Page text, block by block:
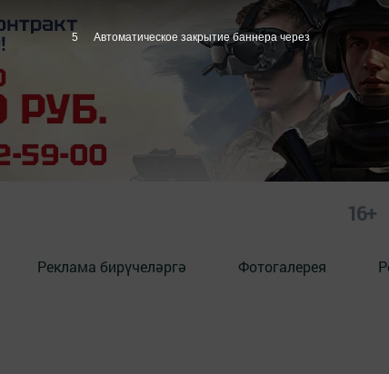
16+
Реклама бирүчеләргә Фотогалерея
4 Автоматическое закрытие баннера через